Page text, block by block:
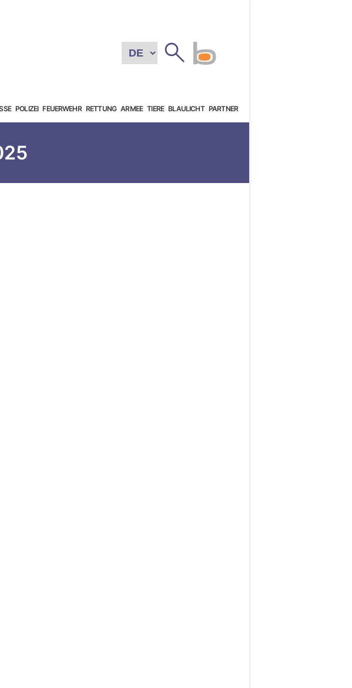
POLIZEI FEUERWEHR RETTUNG ARMEE TIERE BLAULICHT PARTNER